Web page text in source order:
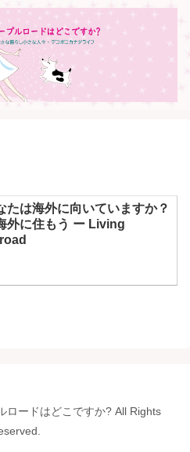
たは海外に向いていますか？
外に住もう ー Living
ードはどこですか? All Rights